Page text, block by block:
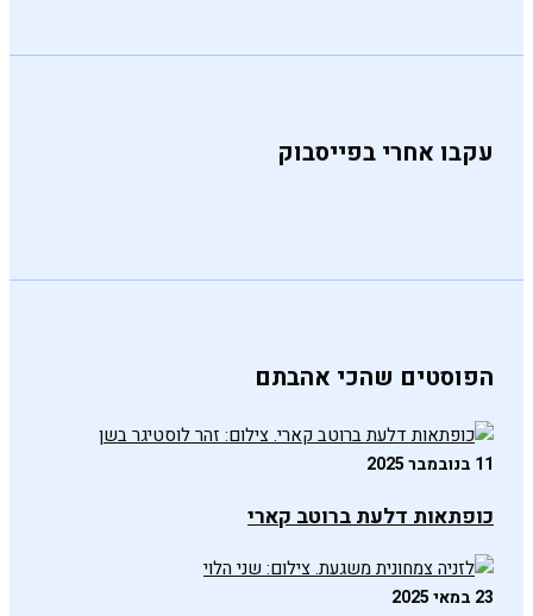
עקבו אחרי בפייסבוק
הפוסטים שהכי אהבתם
11 בנובמבר 2025
כופתאות דלעת ברוטב קארי
23 במאי 2025